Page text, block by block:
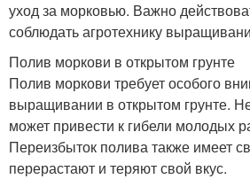
уход за морковью. Важно
соблюдать агротехнику
Полив моркови в открытом грунте
Полив моркови требует особого
выращивании в открытом грунте.
может привести к гибели молодых
Переизбыток полива также имеет
перерастают и теряют свой вкус.